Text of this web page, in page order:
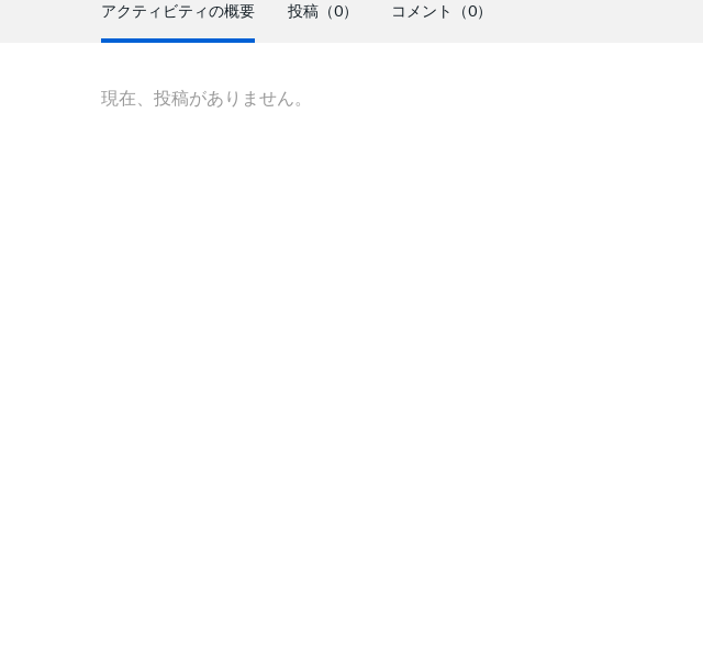
アクティビティの概要 投稿（0） コメント（0）
現在、投稿がありません。